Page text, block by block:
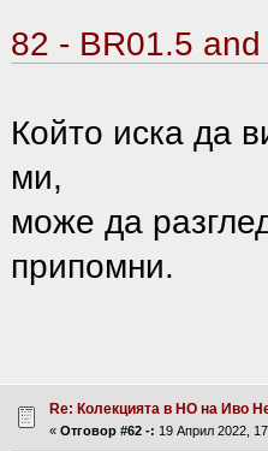
82 - BR01.5
Който иска да
ми,
може да
припомни.
Re: Колекцията в НО на Иво
«Отговор #62 -: 19 Април 2022,